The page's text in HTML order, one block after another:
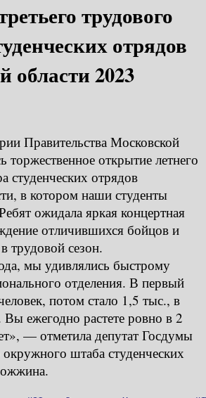
трудового
отрядов
области 2023
Правительства Московской
торжественное открытие летнего
студенческих отрядов
в котором наши студенты
ожидала яркая концертная
отличившихся бойцов и
трудовой сезон.
мы удивлялись быстрому
отделения. В первый
потом стало 1,5 тыс., в
ежегодно растете ровно в 2
— отметила депутат Госдумы
штаба студенческих